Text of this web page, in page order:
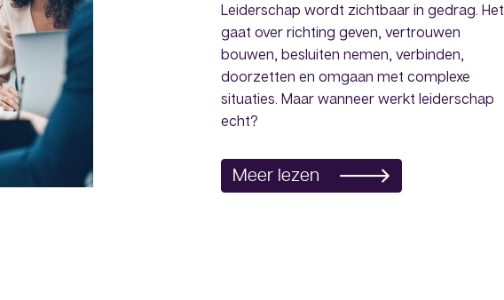
Leiderschap wordt zichtbaar in gedrag. Het
gaat over richting geven, vertrouwen
bouwen, besluiten nemen, verbinden,
doorzetten en omgaan met complexe
situaties. Maar wanneer werkt leiderschap
echt?
Meer lezen